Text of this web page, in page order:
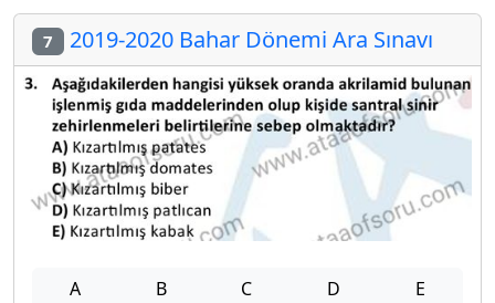
7 2019-2020 Bahar Dönemi Ara Sınavı
A B C D E